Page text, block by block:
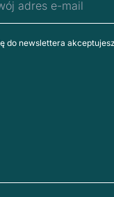
do newslettera